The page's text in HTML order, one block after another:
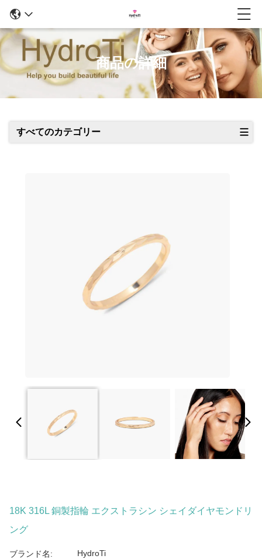
商品の詳細
すべてのカテゴリー
18K 316L 銅製指輪 エクストラシン シェイダイヤモンドリ
ング
ブランド名: HydroTi